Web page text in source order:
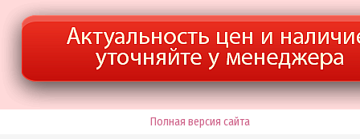
Полная версия сайта